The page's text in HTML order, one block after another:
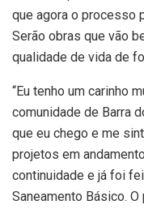
que agora o processo
Serão obras que vão
qualidade de vida de
“Eu tenho um carinho
comunidade de Barra
que eu chego e me
projetos em
continuidade e já foi
Saneamento Básico.